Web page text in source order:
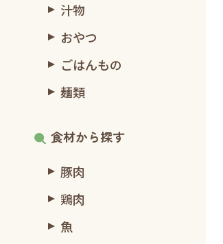
汁物
おやつ
ごはんもの
麺類
食材から探す
豚肉
鶏肉
魚